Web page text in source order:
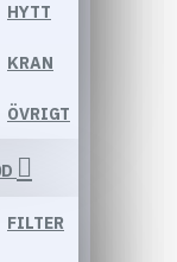
HYTT
KRAN
ÖVRIGT
FILTER